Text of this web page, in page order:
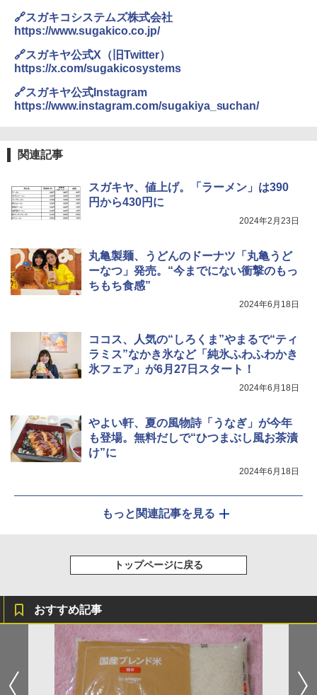
4
トリスウイスキー 4000ml サントリー 大
容量 4リットル
￥4,329
5
￥20,000
4
カップヌードル カップヌードルPRO シ
ーフードヌードル 高たんぱく&低糖質 さ
らに塩分控えめ 78g×12個
￥2,989
5
￥467
ーム調理 フラットテーブル トースト機
能 自動メニュー33種 簡単お手入れ ブラ
ック YRZ-WF150TV(B)
￥26,800
TOSHIBA(東芝) スチームオーブンレン
￥34,546
5
シャープ ウォーターオーブン ヘルシオ
AX-XJ1-B ブラック 30L 2段調理 コンベ
クション トースト機能
🔗スガキコシステムズ株式会社
https://www.sugakico.co.jp/
🔗スガキヤ公式X（旧Twitter）
https://x.com/sugakicosystems
🔗スガキヤ公式Instagram
https://www.instagram.com/sugakiya_suchan/
関連記事
スガキヤ、値上げ。「ラーメン」は390
円から430円に
2024年2月23日
丸亀製麺、うどんのドーナツ「丸亀うど
ーなつ」発売。“今までにない衝撃のもっ
ちもち食感”
2024年6月18日
ココス、人気の“しろくま”やまるで“ティ
ラミス”なかき氷など「純氷ふわふわかき
氷フェア」が6月27日スタート！
2024年6月18日
やよい軒、夏の風物詩「うなぎ」が今年
も登場。無料だしで“ひつまぶし風お茶漬
け”に
2024年6月18日
もっと関連記事を見る
トップページに戻る
おすすめ記事